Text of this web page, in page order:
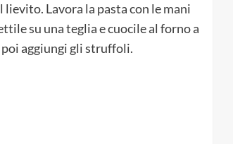
lievito. Lavora la pasta con le mani
su una teglia e cuocile al forno a
poi aggiungi gli struffoli.